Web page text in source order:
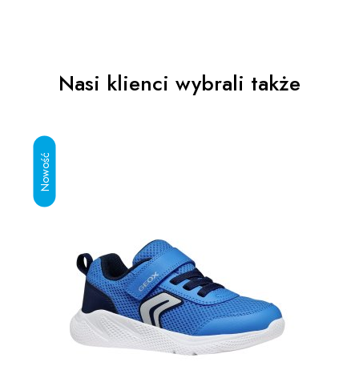
Nasi klienci wybrali także